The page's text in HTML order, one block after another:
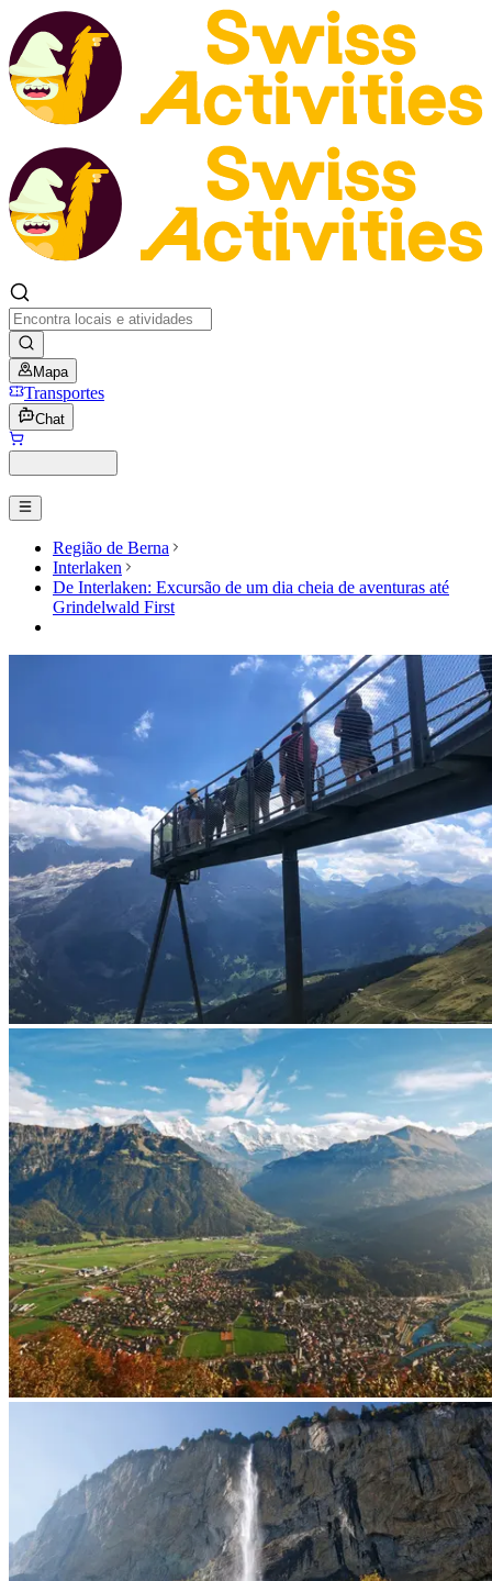
Mapa
Transportes
Chat
Região de Berna
Interlaken
De Interlaken: Excursão de um dia cheia de aventuras até
Grindelwald First